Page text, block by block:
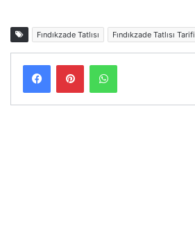
Fındıkzade Tatlısı Fındıkzade Tatlısı Tarifi
FacebookPinterestWhatsApp